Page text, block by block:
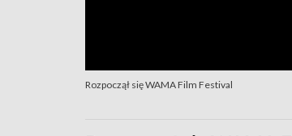
Rozpoczął się WAMA Film Festival